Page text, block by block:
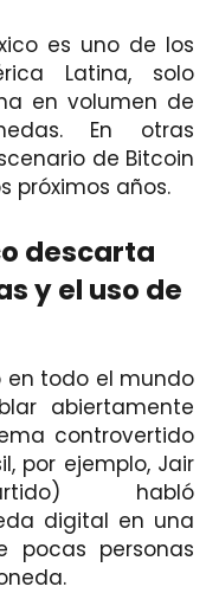
es uno de los
Latina, solo
en volumen de
En otras
de Bitcoin
próximos años.
descarta
y el uso de
en todo el mundo
abiertamente
controvertido
por ejemplo, Jair
habló
digital en una
pocas personas